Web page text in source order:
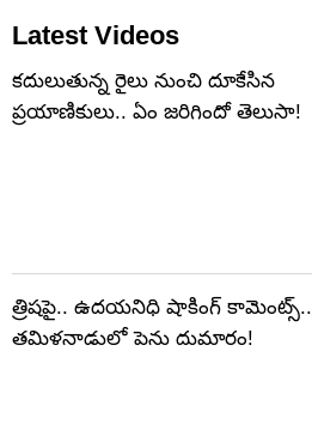
Latest Videos
కదులుతున్న రైలు నుంచి దూకేసిన
ప్రయాణికులు.. ఏం జరిగిందో తెలుసా!
త్రిషపై.. ఉదయనిధి షాకింగ్‌ కామెంట్స్‌..
తమిళనాడులో పెను దుమారం!